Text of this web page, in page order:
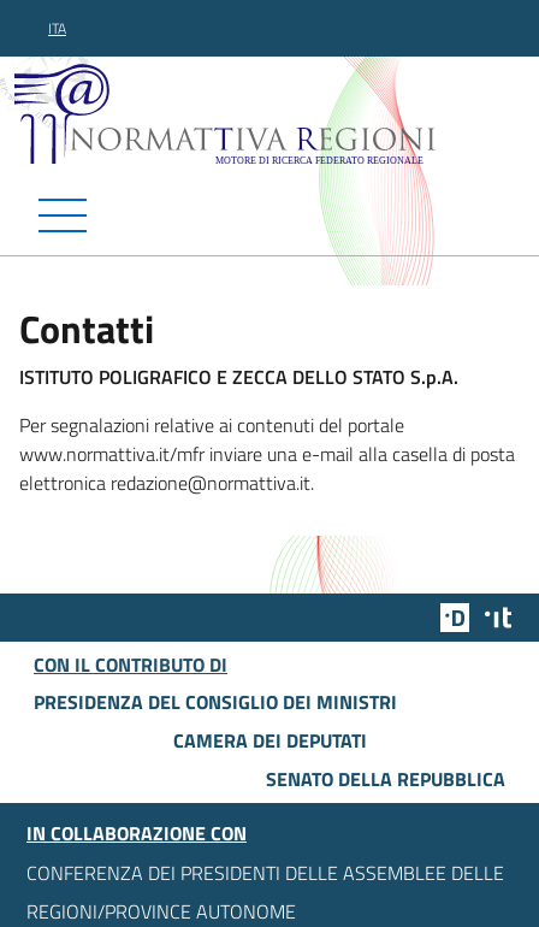
ITA
Normattiva Regioni -
Contatti
ISTITUTO POLIGRAFICO E ZECCA DELLO STATO S.p.A.
Per segnalazioni relative ai contenuti del portale
www.normattiva.it/mfr inviare una e-mail alla casella di posta
elettronica redazione@normattiva.it.
Team
CON IL CONTRIBUTO DI
PRESIDENZA DEL CONSIGLIO DEI MINISTRI
CAMERA DEI DEPUTATI
SENATO DELLA REPUBBLICA
IN COLLABORAZIONE CON
CONFERENZA DEI PRESIDENTI DELLE ASSEMBLEE DELLE
REGIONI/PROVINCE AUTONOME